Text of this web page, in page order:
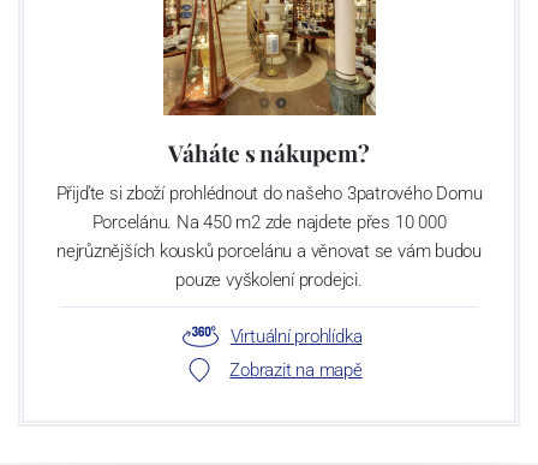
Váháte s nákupem?
Přijďte si zboží prohlédnout do našeho 3patrového Domu
Porcelánu. Na 450 m2 zde najdete přes 10 000
nejrůznějších kousků porcelánu a věnovat se vám budou
pouze vyškolení prodejci.
Virtuální prohlídka
Zobrazit na mapě